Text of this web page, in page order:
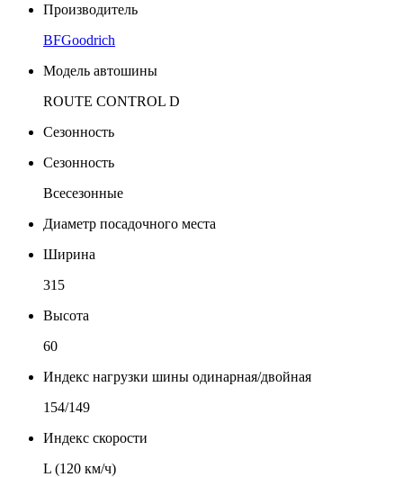
Производитель
BFGoodrich
Модель автошины
ROUTE CONTROL D
Сезонность
Сезонность
Всесезонные
Диаметр посадочного места
Ширина
315
Высота
60
Индекс нагрузки шины одинарная/двойная
154/149
Индекс скорости
L (120 км/ч)